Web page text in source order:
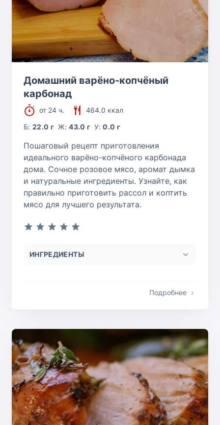
Домашний варёно-копчёный
карбонад
от 24 ч.
464.0 ккал
Б:22.0 г Ж:43.0 г У:0.0 г
Пошаговый рецепт приготовления
идеального варёно-копчёного карбонада
дома. Сочное розовое мясо, аромат дымка
и натуральные ингредиенты. Узнайте, как
правильно приготовить рассол и коптить
мясо для лучшего результата.
ИНГРЕДИЕНТЫ
Подробнее